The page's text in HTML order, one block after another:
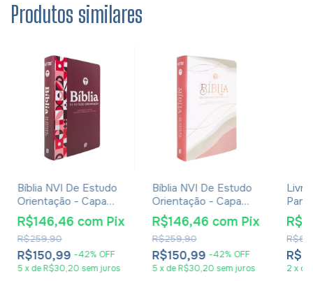
Produtos similares
Bíblia NVI De Estudo
Orientação - Capa
Luxo Red Minimal
R$150,99 -42% OFF
R$259,90
R$146,46 com Pix
5 xdeR$30,20 sem juros
Bíblia NVI De Estudo
Orientação - Capa
Luxo Rose Olive
R$150,99 -42% OFF
R$259,90
R$146,46 com Pix
5 xdeR$30,20 sem juros
Livro
2 x de